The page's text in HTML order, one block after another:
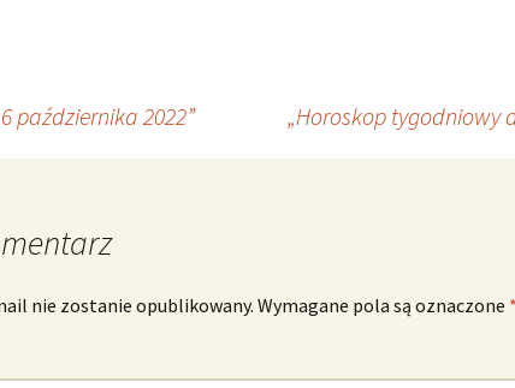
października 2022” „Horoskop tygodniowy
nie zostanie opublikowany. Wymagane pola są oznaczone *